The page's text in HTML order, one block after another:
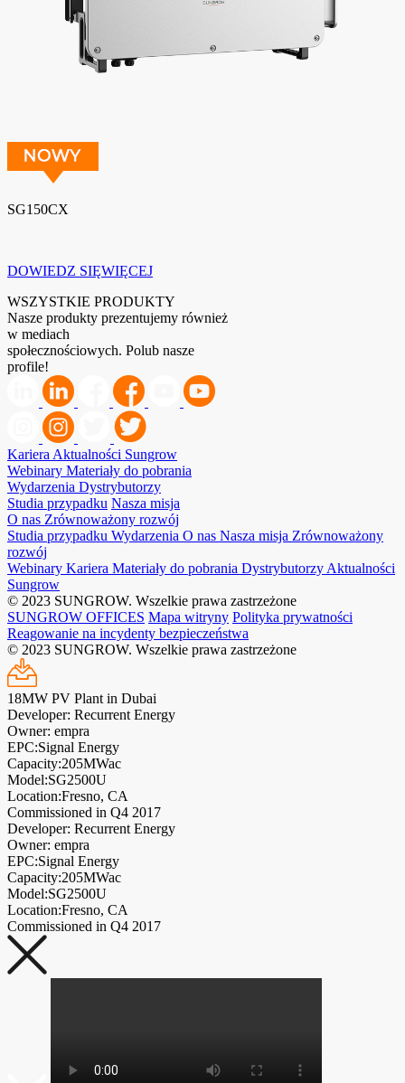
SG150CX
DOWIEDZ SIĘWIĘCEJ
WSZYSTKIE PRODUKTY
Nasze produkty prezentujemy również
w mediach
społecznościowych. Polub nasze
profile!
Kariera Aktualności Sungrow
Webinary Materiały do pobrania
Wydarzenia Dystrybutorzy
Studia przypadku Nasza misja
O nas Zrównoważony rozwój
Studia przypadku Wydarzenia O nas Nasza misja Zrównoważony
rozwój
Webinary Kariera Materiały do pobrania Dystrybutorzy Aktualności
Sungrow
© 2023 SUNGROW. Wszelkie prawa zastrzeżone
SUNGROW OFFICES Mapa witryny Polityka prywatności
Reagowanie na incydenty bezpieczeństwa
© 2023 SUNGROW. Wszelkie prawa zastrzeżone
18MW PV Plant in Dubai
Developer: Recurrent Energy
Owner: empra
EPC:Signal Energy
Capacity:205MWac
Model:SG2500U
Location:Fresno, CA
Commissioned in Q4 2017
Developer: Recurrent Energy
Owner: empra
EPC:Signal Energy
Capacity:205MWac
Model:SG2500U
Location:Fresno, CA
Commissioned in Q4 2017